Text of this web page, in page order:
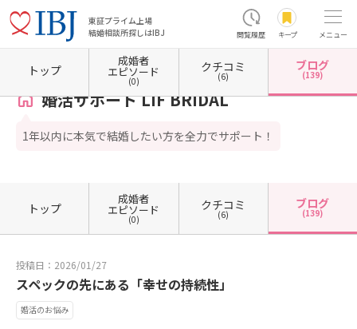
東証プライム上場
結婚相談所探しはIBJ
閲覧履歴 キープ メニュー
ホーム 岐阜県の結婚相談所 岐阜県岐阜市 婚活サポート LIF BRIDAL カウンセラーブ
婚活サポート LIF BRIDAL
1年以内に本気で結婚したい方を全力でサポート！
トップ
成婚者
エピソード
(0)
クチコミ
(6)
ブログ
(139)
トップ
成婚者
エピソード
(0)
クチコミ
(6)
ブログ
(139)
投稿日：2026/01/27
スペックの先にある「幸せの持続性」
婚活のお悩み